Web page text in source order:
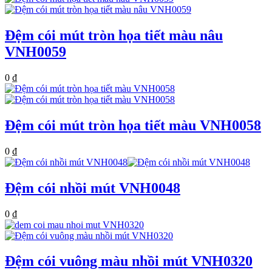
Đệm cói mút tròn họa tiết màu nâu
VNH0059
0 ₫
Đệm cói mút tròn họa tiết màu VNH0058
0 ₫
Đệm cói nhồi mút VNH0048
0 ₫
Đệm cói vuông màu nhồi mút VNH0320